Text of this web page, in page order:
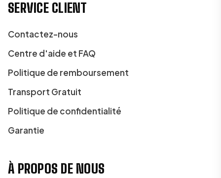
SERVICE CLIENT
Contactez-nous
Centre d'aide et FAQ
Politique de remboursement
Transport Gratuit
Politique de confidentialité
Garantie
À PROPOS DE NOUS